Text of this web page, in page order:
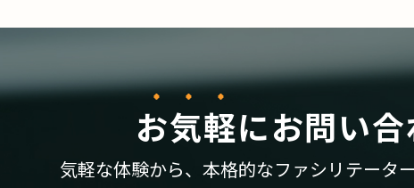
お気軽にお問い
気軽な体験から、 本格的なファシリテータ